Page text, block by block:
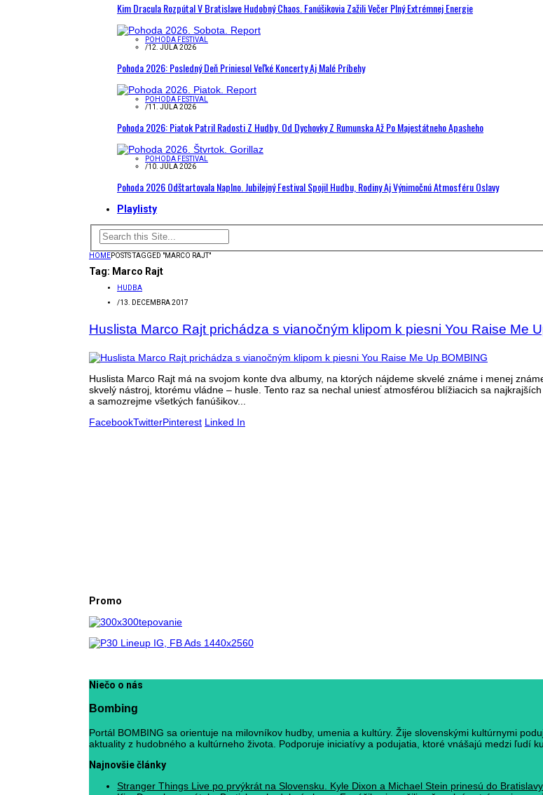
Kim Dracula Rozpútal V Bratislave Hudobný Chaos. Fanúšikovia Zažili Večer Plný Extrémnej Energie
POHODA FESTIVAL
/12. JÚLA 2026
Pohoda 2026: Posledný Deň Priniesol Veľké Koncerty Aj Malé Príbehy
POHODA FESTIVAL
/11. JÚLA 2026
Pohoda 2026: Piatok Patril Radosti Z Hudby. Od Dychovky Z Rumunska Až Po Majestátneho Apasheho
POHODA FESTIVAL
/10. JÚLA 2026
Pohoda 2026 Odštartovala Naplno. Jubilejný Festival Spojil Hudbu, Rodiny Aj Výnimočnú Atmosféru Oslavy
Playlisty
HOMEPOSTS TAGGED "MARCO RAJT"
Tag: Marco Rajt
HUDBA
/13. DECEMBRA 2017
Huslista Marco Rajt prichádza s vianočným klipom k piesni You Raise Me
Huslista Marco Rajt má na svojom konte dva albumy, na ktorých nájdeme skvelé známe i menej
skvelý nástroj, ktorému vládne – husle. Tento raz sa nechal uniesť atmosférou blížiacich sa
a samozrejme všetkých fanúšikov...
FacebookTwitterPinterest Linked In
Promo
Niečo o nás
Bombing
Portál BOMBING sa orientuje na milovníkov hudby, umenia a kultúry. Žije slovenskými kultúrnymi
aktuality z hudobného a kultúrneho života. Podporuje iniciatívy a podujatia, ktoré vnášajú medzi ľudí
Najnovšie články
Stranger Things Live po prvýkrát na Slovensku. Kyle Dixon a Michael Stein prinesú do